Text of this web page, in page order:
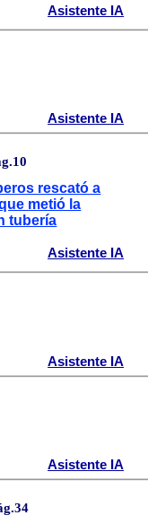
Asistente IA
Asistente IA
rescató a
metió la
tubería
Asistente IA
Asistente IA
Asistente IA